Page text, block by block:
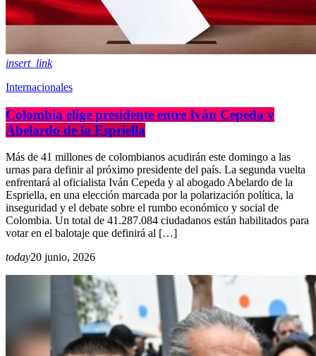
insert_link
Internacionales
Colombia elige presidente entre Iván Cepeda y
Abelardo de la Espriella
Más de 41 millones de colombianos acudirán este domingo a las
urnas para definir al próximo presidente del país. La segunda vuelta
enfrentará al oficialista Iván Cepeda y al abogado Abelardo de la
Espriella, en una elección marcada por la polarización política, la
inseguridad y el debate sobre el rumbo económico y social de
Colombia. Un total de 41.287.084 ciudadanos están habilitados para
votar en el balotaje que definirá al […]
today20 junio, 2026